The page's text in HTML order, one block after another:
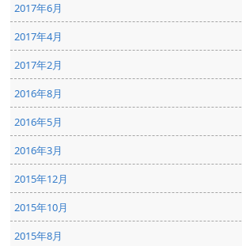
2017年6月
2017年4月
2017年2月
2016年8月
2016年5月
2016年3月
2015年12月
2015年10月
2015年8月